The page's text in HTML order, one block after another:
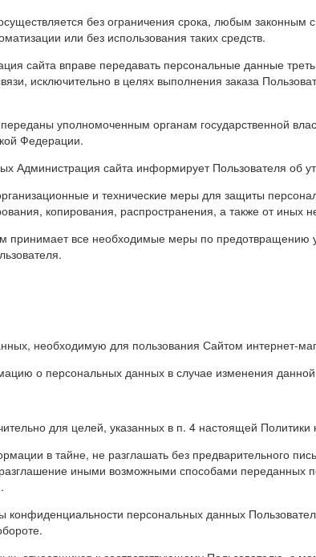
без ограничения срока, любым
или без использования таких средств.
сайта вправе передавать персональные данные
исключительно в целях выполнения заказа
уполномоченным органам государственной
Федерации.
Администрация сайта информирует Пользователя об
и технические меры для защиты
копирования, распространения, а также от иных
принимает все необходимые меры по предотвращению
необходимую для пользования Сайтом интернет-
о персональных данных в случае изменения
для целей, указанных в п. 4 настоящей Политики
в тайне, не разглашать без предварительного
иными возможными способами переданных
персональных данных